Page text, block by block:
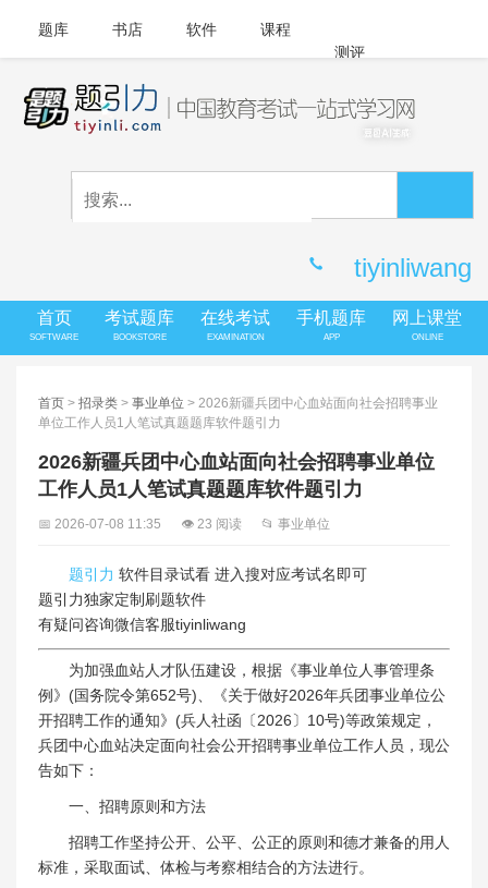
题库 书店 软件
课程
测评
APP下载
tiyinliwang
首页
SOFTWARE
考试题库
BOOKSTORE
在线考试
EXAMINATION
手机题库
APP
网上课堂
ONLINE
首页 > 招录类 > 事业单位 > 2026新疆兵团中心血站面向社会招聘事业
单位工作人员1人笔试真题题库软件题引力
2026新疆兵团中心血站面向社会招聘事业单位
工作人员1人笔试真题题库软件题引力
📅 2026-07-08 11:35 👁 23 阅读 📂 事业单位
题引力 软件目录试看 进入搜对应考试名即可
题引力独家定制刷题软件
有疑问咨询微信客服tiyinliwang
为加强血站人才队伍建设，根据《事业单位人事管理条
例》(国务院令第652号)、《关于做好2026年兵团事业单位公
开招聘工作的通知》(兵人社函〔2026〕10号)等政策规定，
兵团中心血站决定面向社会公开招聘事业单位工作人员，现公
告如下：
一、招聘原则和方法
招聘工作坚持公开、公平、公正的原则和德才兼备的用人
标准，采取面试、体检与考察相结合的方法进行。